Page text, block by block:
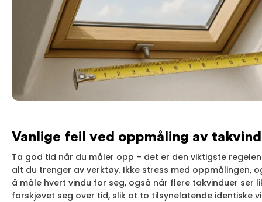
Vanlige feil ved oppmåling av
Ta god tid når du måler opp – det er den viktigste
alt du trenger av verktøy. Ikke stress med oppmålingen,
å måle hvert vindu for seg, også når flere takvinduer ser
forskjøvet seg over tid, slik at to tilsynelatende identiske